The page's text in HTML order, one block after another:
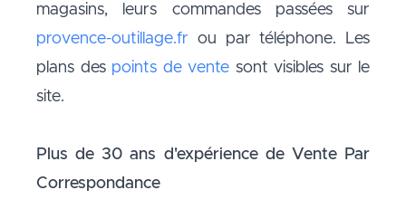
magasins, leurs commandes passées sur
provence-outillage.fr ou par téléphone. Les
plans des points de vente sont visibles sur le
site.
Plus de 30 ans d'expérience de Vente Par
Correspondance